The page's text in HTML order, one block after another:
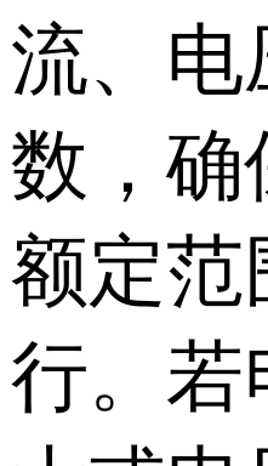
流、电
数，确
额定范
行。若